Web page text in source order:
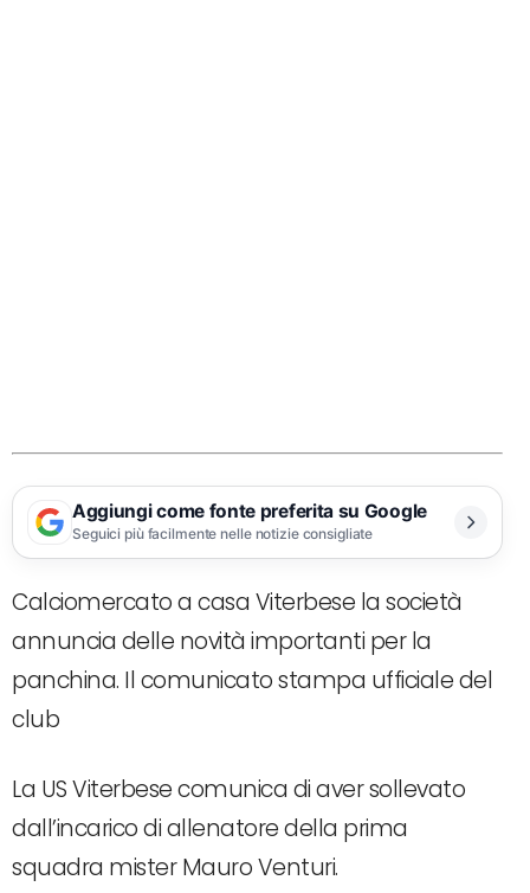
Aggiungi come fonte preferita su Google
Seguici più facilmente nelle notizie consigliate
Calciomercato a casa Viterbese la società
annuncia delle novità importanti per la
panchina. Il comunicato stampa ufficiale del
club
La US Viterbese comunica di aver sollevato
dall’incarico di allenatore della prima
squadra mister Mauro Venturi.